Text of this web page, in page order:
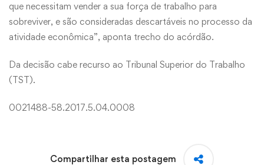
que necessitam vender a sua força de trabalho para
sobreviver, e são consideradas descartáveis no processo da
atividade econômica”, aponta trecho do acórdão.
Da decisão cabe recurso ao Tribunal Superior do Trabalho
(TST).
0021488-58.2017.5.04.0008
Compartilhar esta postagem